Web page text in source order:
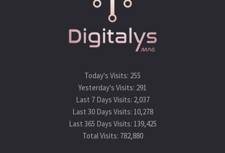
L’animation du TGA sera assurée par Yaacoubi “Moon”
Mouadh qui est l’un des commentateurs d’eSports les plus
eSports, il est également le seul nord-africain et l’un des
rares arabes à devenir des commentateurs eSports.
Today's Visits: 255
Yesterday's Visits: 291
Last 7 Days Visits: 2,037
Last 30 Days Visits: 10,278
Last 365 Days Visits: 139,425
Total Visits: 782,880